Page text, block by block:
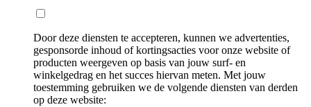
Door deze diensten te accepteren, kunnen we advertenties,
gesponsorde inhoud of kortingsacties voor onze website of
producten weergeven op basis van jouw surf- en
winkelgedrag en het succes hiervan meten. Met jouw
toestemming gebruiken we de volgende diensten van derden
op deze website: